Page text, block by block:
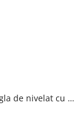
Dreptar / rigla de nivelat cu boloboc si manere SLXG 2, 300cm - Sola-02075001